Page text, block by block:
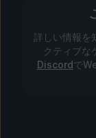
詳しい情報を
クティブな
Discordで